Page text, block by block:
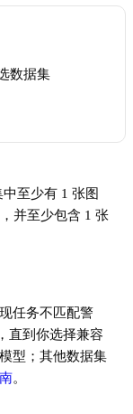
数据集
至少有 1 张图
并至少包含 1 张
任务不匹配警
直到你选择兼容
型；其他数据集
。